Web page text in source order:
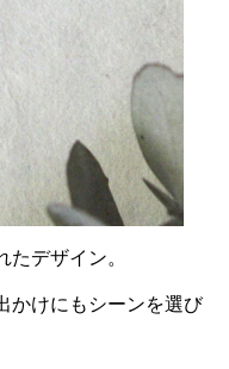
デザイン。
かけにもシーンを選び